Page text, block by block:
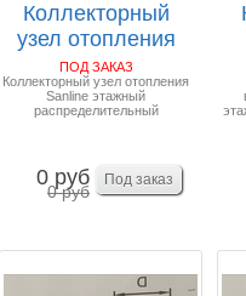
Коллекторный
узел отопления
Sanline этажный
рас...
ПОД ЗАКАЗ
Коллекторный узел отопления
Sanline этажный
распределительный
0 руб
0 руб